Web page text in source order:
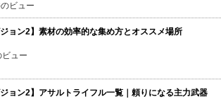
ビュー
ジョン2】素材の効率的な集め方とオススメ場所
ュー
ジョン2】アサルトライフル一覧｜頼りになる主力武器